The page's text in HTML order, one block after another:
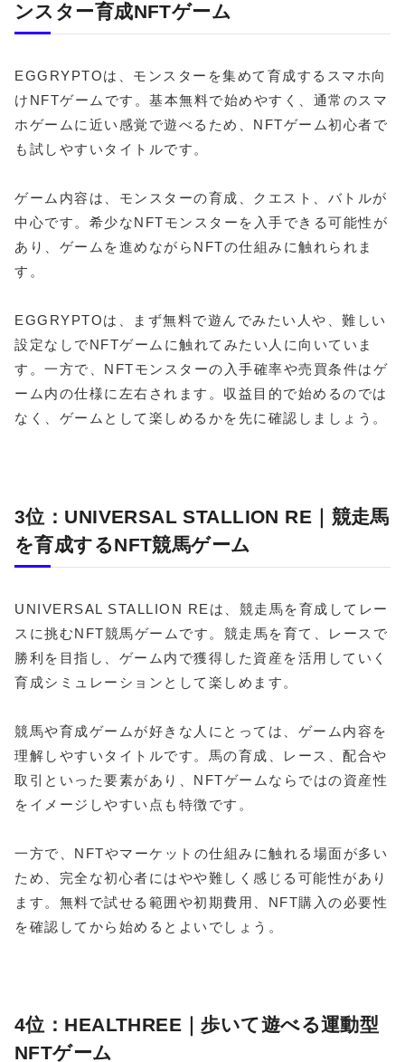
ンスター育成NFTゲーム
EGGRYPTOは、モンスターを集めて育成するスマホ向
けNFTゲームです。基本無料で始めやすく、通常のスマ
ホゲームに近い感覚で遊べるため、NFTゲーム初心者で
も試しやすいタイトルです。
ゲーム内容は、モンスターの育成、クエスト、バトルが
中心です。希少なNFTモンスターを入手できる可能性が
あり、ゲームを進めながらNFTの仕組みに触れられま
す。
EGGRYPTOは、まず無料で遊んでみたい人や、難しい
設定なしでNFTゲームに触れてみたい人に向いていま
す。一方で、NFTモンスターの入手確率や売買条件はゲ
ーム内の仕様に左右されます。収益目的で始めるのでは
なく、ゲームとして楽しめるかを先に確認しましょう。
3位：UNIVERSAL STALLION RE｜競走馬
を育成するNFT競馬ゲーム
UNIVERSAL STALLION REは、競走馬を育成してレー
スに挑むNFT競馬ゲームです。競走馬を育て、レースで
勝利を目指し、ゲーム内で獲得した資産を活用していく
育成シミュレーションとして楽しめます。
競馬や育成ゲームが好きな人にとっては、ゲーム内容を
理解しやすいタイトルです。馬の育成、レース、配合や
取引といった要素があり、NFTゲームならではの資産性
をイメージしやすい点も特徴です。
一方で、NFTやマーケットの仕組みに触れる場面が多い
ため、完全な初心者にはやや難しく感じる可能性があり
ます。無料で試せる範囲や初期費用、NFT購入の必要性
を確認してから始めるとよいでしょう。
4位：HEALTHREE｜歩いて遊べる運動型
NFTゲーム